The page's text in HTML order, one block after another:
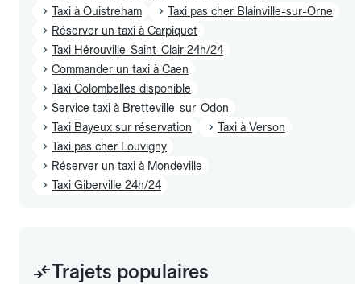
Taxi à Ouistreham
Taxi pas cher Blainville-sur-Orne
Réserver un taxi à Carpiquet
Taxi Hérouville-Saint-Clair 24h/24
Commander un taxi à Caen
Taxi Colombelles disponible
Service taxi à Bretteville-sur-Odon
Taxi Bayeux sur réservation
Taxi à Verson
Taxi pas cher Louvigny
Réserver un taxi à Mondeville
Taxi Giberville 24h/24
Trajets populaires